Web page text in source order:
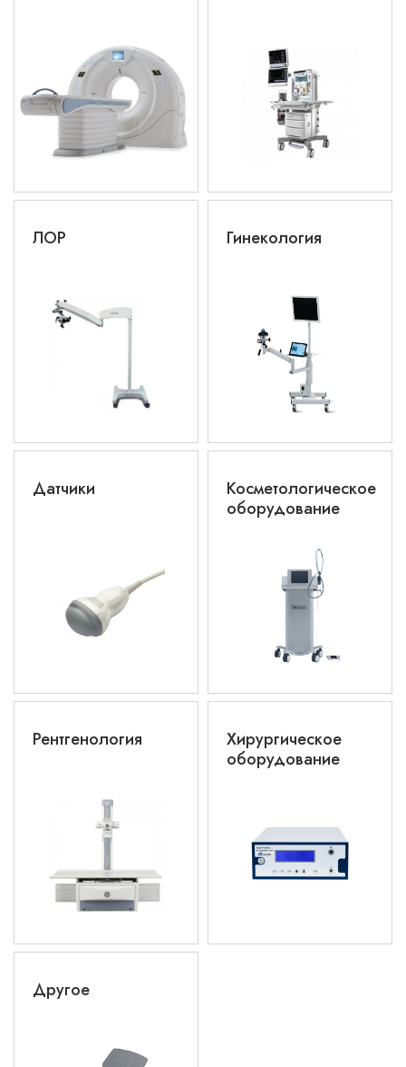
ЛОР Гинекология
Датчики
Косметологическое
оборудование
Рентгенология
Хирургическое
оборудование
Другое